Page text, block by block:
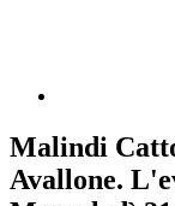
Malindi
Avallone.